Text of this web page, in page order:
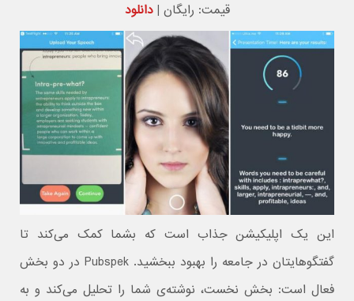
قیمت: رایگان |دانلود
این یک اپلیکیشن جذاب است که بشما کمک می‌کند تا
گفتگوهایتان در جامعه را بهبود ببخشید. Pubspek در دو بخش
فعال است: بخش نخست، نوشته‌ی شما را تحلیل می‌کند و به